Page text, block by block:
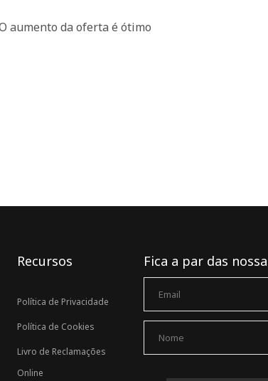
aumento da oferta é ótimo
Recursos
Política de Privacidade
Política de Cookies
Livro de Reclamações
Online
Fica a par das